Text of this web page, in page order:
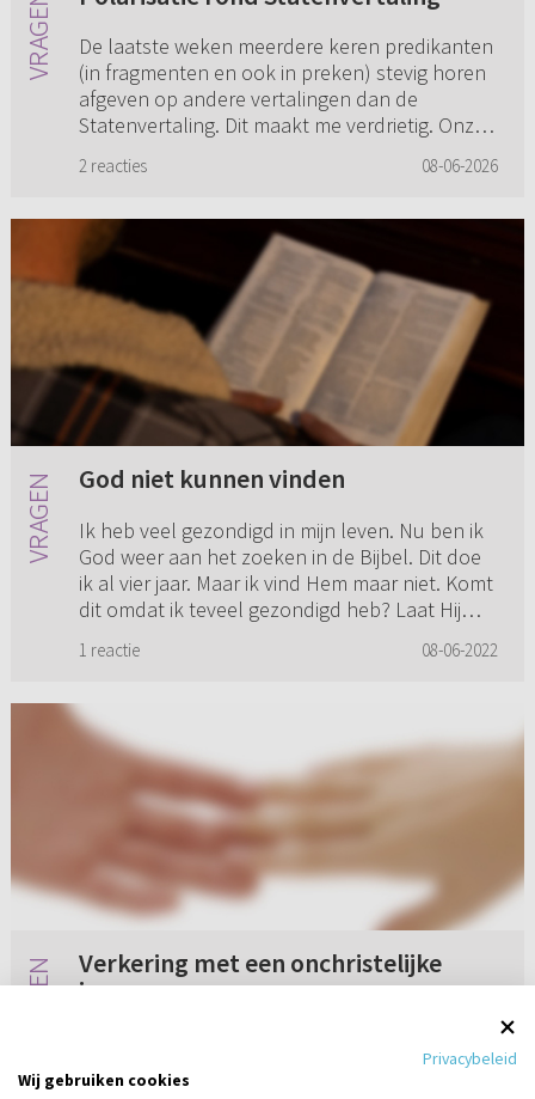
De laatste weken meerdere keren predikanten
(in fragmenten en ook in preken) stevig horen
afgeven op andere vertalingen dan de
Statenvertaling. Dit maakt me verdrietig. Onze
2 reacties 08-06-2026
God niet kunnen vinden
Ik heb veel gezondigd in mijn leven. Nu ben ik
God weer aan het zoeken in de Bijbel. Dit doe
ik al vier jaar. Maar ik vind Hem maar niet. Komt
dit omdat ik teveel gezondigd heb? Laat Hij
1 reactie 08-06-2022
Verkering met een onchristelijke
jongen
Ik zit in de Ger. Gem. in Ned. Ik zou graag willen
Privacybeleid
Wij gebruiken cookies